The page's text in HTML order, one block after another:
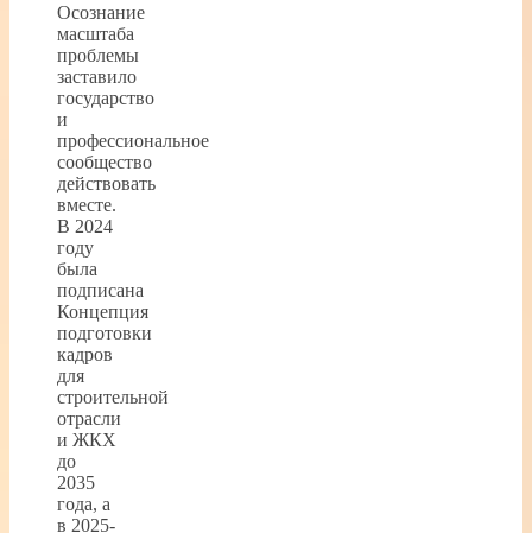
Осознание
масштаба
проблемы
заставило
государство
и
профессиональное
сообщество
действовать
вместе.
В 2024
году
была
подписана
Концепция
подготовки
кадров
для
строительной
отрасли
и ЖКХ
до
2035
года, а
в 2025-